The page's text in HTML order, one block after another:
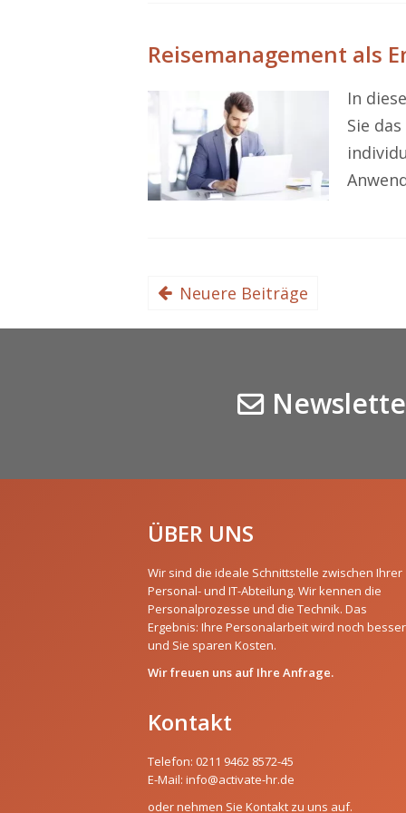
Reisemanagement als
In
Sie
Neuere Beiträge
ÜBER UNS
Wir sind die ideale Schnittstelle zwischen Ihrer
Personal- und IT-Abteilung. Wir kennen die
Personalprozesse und die Technik. Das
Ergebnis: Ihre Personalarbeit wird noch besser
und Sie sparen Kosten.
Wir freuen uns auf Ihre Anfrage.
Kontakt
Telefon: 0211 9462 8572-45
E-Mail: info@activate-hr.de
oder nehmen Sie Kontakt zu uns auf.